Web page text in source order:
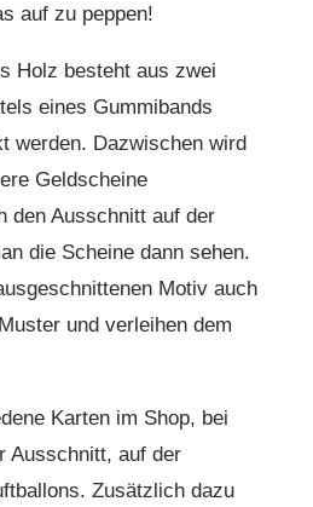
auf zu peppen!
Holz besteht aus zwei
eines Gummibands
werden. Dazwischen wird
Geldscheine
den Ausschnitt auf der
die Scheine dann sehen.
Motiv auch
und verleihen dem
Karten im Shop, bei
Ausschnitt, auf der
Zusätzlich dazu